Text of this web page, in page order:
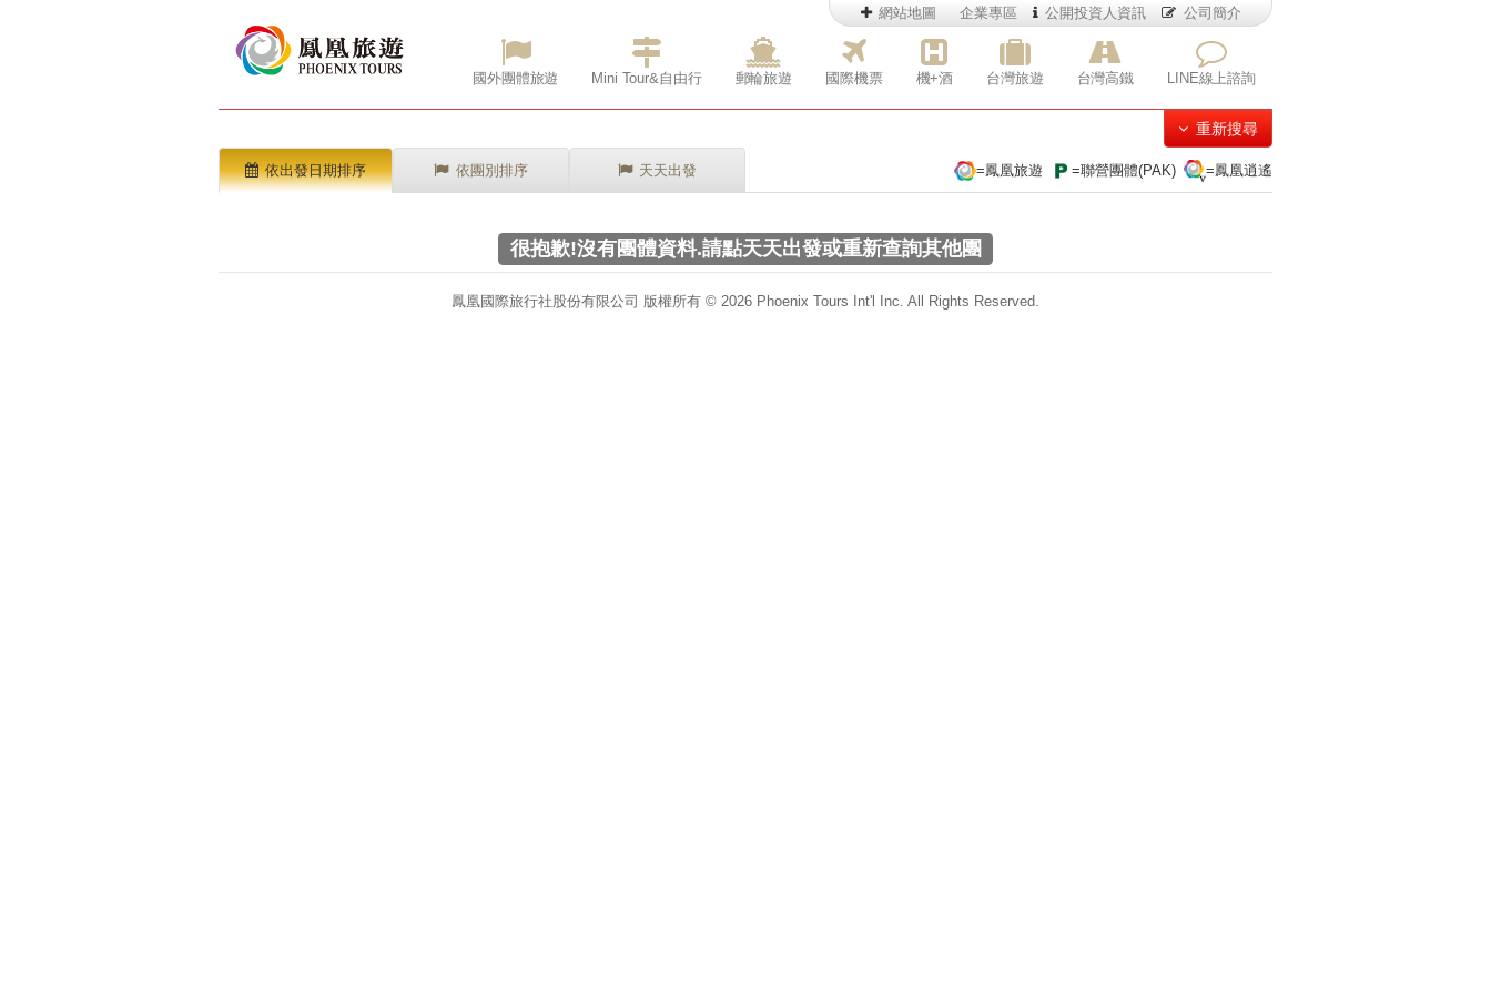
國外團體旅遊 Mini Tour&自由行 郵輪旅遊 國際機票 機+酒 台灣旅遊 台灣高鐵 LINE線上諮詢
網站地圖 企業專區 公開投資人資訊 公司簡介
重新搜尋
依出發日期排序 依團別排序 天天出發 =鳳凰旅遊 =聯營團體(PAK) =鳳凰逍遙
很抱歉!沒有團體資料.請點天天出發或重新查詢其他團
鳳凰國際旅行社股份有限公司 版權所有 © 2026 Phoenix Tours Int'l Inc. All Rights Reserved.